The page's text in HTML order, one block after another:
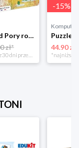
Puzzle Janod Pory roku w walizce 36 elementów
zł*
*najniższa cena z 30 dni przed obniżką
-15%
44.90 zł